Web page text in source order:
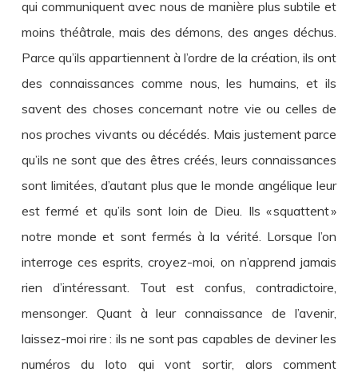
qui communiquent avec nous de manière plus subtile et
moins théâtrale, mais des démons, des anges déchus.
Parce qu’ils appartiennent à l’ordre de la création, ils ont
des connaissances comme nous, les humains, et ils
savent des choses concernant notre vie ou celles de
nos proches vivants ou décédés. Mais justement parce
qu’ils ne sont que des êtres créés, leurs connaissances
sont limitées, d’autant plus que le monde angélique leur
est fermé et qu’ils sont loin de Dieu. Ils « squattent »
notre monde et sont fermés à la vérité. Lorsque l’on
interroge ces esprits, croyez-moi, on n’apprend jamais
rien d’intéressant. Tout est confus, contradictoire,
mensonger. Quant à leur connaissance de l’avenir,
laissez-moi rire : ils ne sont pas capables de deviner les
numéros du loto qui vont sortir, alors comment